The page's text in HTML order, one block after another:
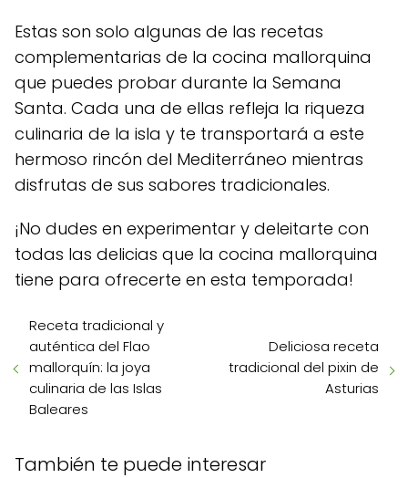
Estas son solo algunas de las recetas
complementarias de la cocina mallorquina
que puedes probar durante la Semana
Santa. Cada una de ellas refleja la riqueza
culinaria de la isla y te transportará a este
hermoso rincón del Mediterráneo mientras
disfrutas de sus sabores tradicionales.
¡No dudes en experimentar y deleitarte con
todas las delicias que la cocina mallorquina
tiene para ofrecerte en esta temporada!
Receta tradicional y
auténtica del Flao
mallorquín: la joya
culinaria de las Islas
Baleares
Deliciosa receta
tradicional del pixin de
Asturias
También te puede interesar